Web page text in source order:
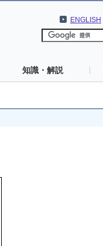
ENGLISH
知識・解説